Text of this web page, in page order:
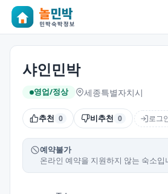
샤인민박
영업/정상 세종특별자치시
추천 0 비추천 0 로그
예약불가
온라인 예약을 지원하지 않는 숙소입